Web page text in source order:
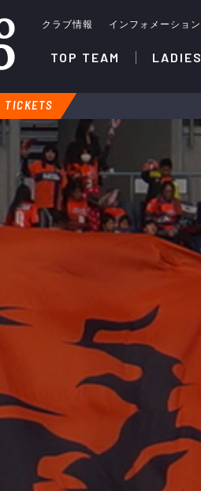
クラブ情報 インフォメーション
TOP TEAM LADIES
TICKETS